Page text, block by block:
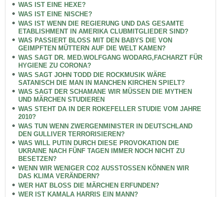
WAS IST EINE HEXE?
WAS IST EINE NISCHE?
WAS IST WENN DIE REGIERUNG UND DAS GESAMTE
ETABLISHMENT IN AMERIKA CLUBMITGLIEDER SIND?
WAS PASSIERT BLOSS MIT DEN BABYS DIE VON
GEIMPFTEN MÜTTERN AUF DIE WELT KAMEN?
WAS SAGT DR. MED.WOLFGANG WODARG,FACHARZT FÜR
HYGIENE ZU CORONA?
WAS SAGT JOHN TODD DIE ROCKMUSIK WÄRE
SATANISCH DIE MAN IN MANCHEN KIRCHEN SPIELT?
WAS SAGT DER SCHAMANE WIR MÜSSEN DIE MYTHEN
UND MÄRCHEN STUDIEREN
WAS STEHT DA IN DER ROKEFELLER STUDIE VOM JAHRE
2010?
WAS TUN WENN ZWERGENMINISTER IN DEUTSCHLAND
DEN GULLIVER TERRORISIEREN?
WAS WILL PUTIN DURCH DIESE PROVOKATION DIE
UKRAINE NACH FÜNF TAGEN IMMER NOCH NICHT ZU
BESETZEN?
WENN WIR WENIGER CO2 AUSSTOSSEN KÖNNEN WIR
DAS KLIMA VERÄNDERN?
WER HAT BLOSS DIE MÄRCHEN ERFUNDEN?
WER IST KAMALA HARRIS EIN MANN?